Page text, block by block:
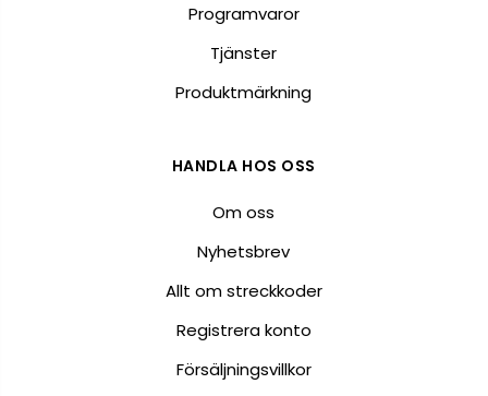
Programvaror
Tjänster
Produktmärkning
HANDLA HOS OSS
Om oss
Nyhetsbrev
Allt om streckkoder
Registrera konto
Försäljningsvillkor